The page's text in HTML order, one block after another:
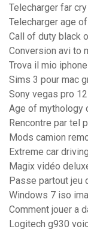
Telecharger far
Telecharger age
Call of duty black
Conversion avi to
Trova il mio
Sims 3 pour mac
Sony vegas pro
Age of mythology
Rencontre par tel
Mods camion
Extreme car
Magix vidéo
Passe partout jeu
Windows 7 iso
Comment jouer a
Logitech g930